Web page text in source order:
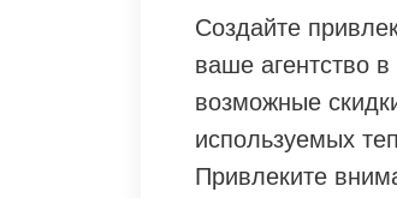
Создайте
ваше агентство
возможные
используемых
Привлеките